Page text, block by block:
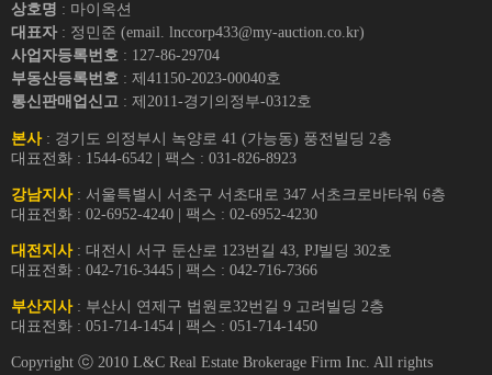
상호명 : 마이옥션
대표자 : 정민준 (email. lnccorp433@my-auction.co.kr)
사업자등록번호 : 127-86-29704
부동산등록번호 : 제41150-2023-00040호
통신판매업신고 : 제2011-경기의정부-0312호
본사: 경기도 의정부시 녹양로 41 (가능동) 풍전빌딩 2층
대표전화 : 1544-6542 | 팩스 : 031-826-8923
강남지사: 서울특별시 서초구 서초대로 347 서초크로바타워 6층
대표전화 : 02-6952-4240 | 팩스 : 02-6952-4230
대전지사: 대전시 서구 둔산로 123번길 43, PJ빌딩 302호
대표전화 : 042-716-3445 | 팩스 : 042-716-7366
부산지사: 부산시 연제구 법원로32번길 9 고려빌딩 2층
대표전화 : 051-714-1454 | 팩스 : 051-714-1450
Copyright ⓒ 2010 L&C Real Estate Brokerage Firm Inc. All rights